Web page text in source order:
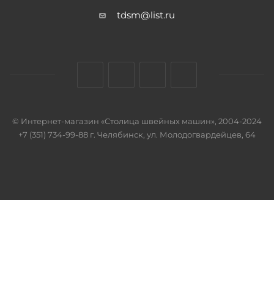
tdsm@list.ru
© Интернет-магазин «Столица швейных машин», 2004-2024
+7 (351) 734-99-88 г. Челябинск, ул. Молодогвардейцев, 64